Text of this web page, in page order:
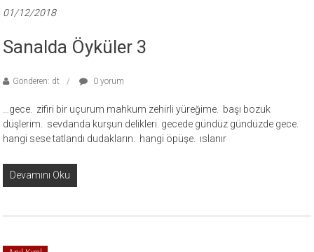
01/12/2018
Sanalda Öyküler 3
Gönderen: dt 0 yorum
…gece. zifiri bir uçurum mahkum zehirli yüreğime. başı bozuk
düşlerim. sevdanda kurşun delikleri. gecede gündüz gündüzde gece.
hangi sese tatlandı dudakların. hangi öpüşe. ıslanır
Devamını Oku